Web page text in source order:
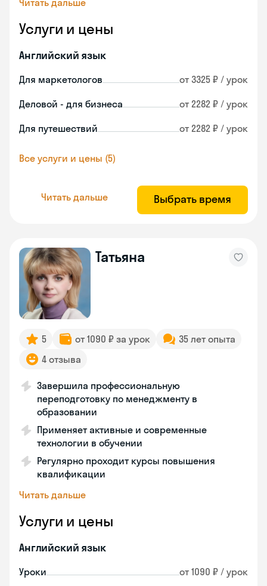
Читать дальше
Услуги и цены
Английский язык
Для маркетологов от 3325 ₽ / урок
Деловой - для бизнеса от 2282 ₽ / урок
Для путешествий от 2282 ₽ / урок
Все услуги и цены (5)
Читать дальше Выбрать время
Татьяна
5 от 1090 ₽ за урок
35 лет опыта
4 отзыва
Завершила профессиональную
переподготовку по менеджменту в
образовании
Применяет активные и современные
технологии в обучении
Регулярно проходит курсы повышения
квалификации
Читать дальше
Услуги и цены
Английский язык
Уроки от 1090 ₽ / урок